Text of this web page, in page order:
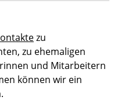
zu
zu ehemaligen
und Mitarbeitern
können wir ein